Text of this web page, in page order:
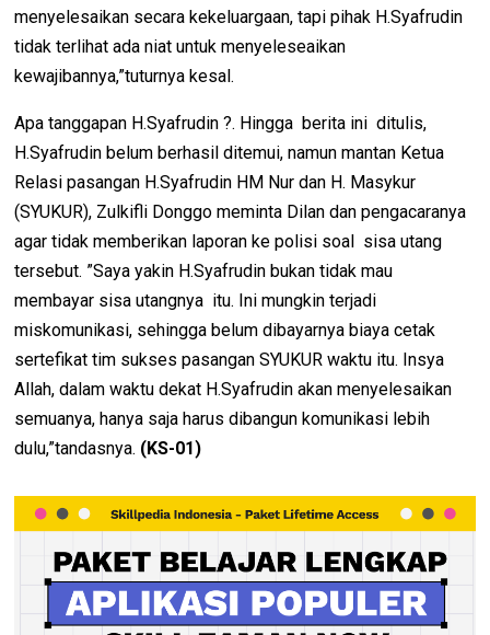
menyelesaikan secara kekeluargaan, tapi pihak H.Syafrudin
tidak terlihat ada niat untuk menyeleseaikan
kewajibannya,”tuturnya kesal.
Apa tanggapan H.Syafrudin ?. Hingga berita ini ditulis,
H.Syafrudin belum berhasil ditemui, namun mantan Ketua
Relasi pasangan H.Syafrudin HM Nur dan H. Masykur
(SYUKUR), Zulkifli Donggo meminta Dilan dan pengacaranya
agar tidak memberikan laporan ke polisi soal sisa utang
tersebut. ”Saya yakin H.Syafrudin bukan tidak mau
membayar sisa utangnya itu. Ini mungkin terjadi
miskomunikasi, sehingga belum dibayarnya biaya cetak
sertefikat tim sukses pasangan SYUKUR waktu itu. Insya
Allah, dalam waktu dekat H.Syafrudin akan menyelesaikan
semuanya, hanya saja harus dibangun komunikasi lebih
dulu,”tandasnya. (KS-01)